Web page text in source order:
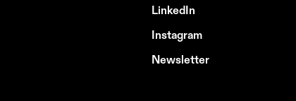
LinkedIn
Instagram
Newsletter